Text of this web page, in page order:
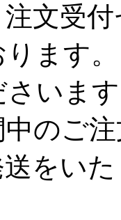
文受
ます。
いま
のご
をい